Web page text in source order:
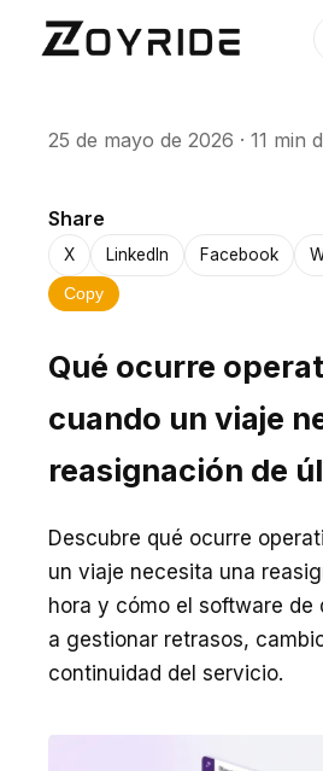
25 de mayo de 2026 · 11 min
Share
X LinkedIn Facebook
Copy
Qué ocurre
cuando un viaje
reasignación de
Descubre qué ocurre
un viaje necesita una
hora y cómo el software de
a gestionar retrasos,
continuidad del servicio.